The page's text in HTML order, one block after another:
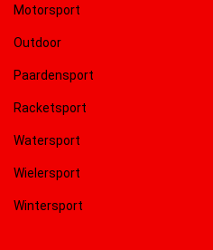
Motorsport
Outdoor
Paardensport
Racketsport
Watersport
Wielersport
Wintersport